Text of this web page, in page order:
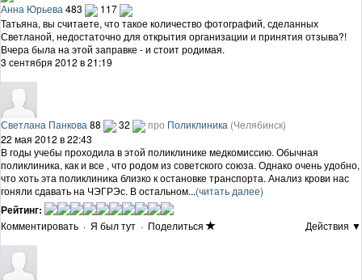
Анна Юрьева 483
117
Татьяна, вы считаете, что такое количество фотографий, сделанных
Светланой, недостаточно для открытия организации и принятия отзыва?!
Вчера была на этой заправке - и стоит родимая.
3 сентября 2012 в 21:19
Светлана Панкова 88 32 про Поликлиника (Челябинск)
22 мая 2012 в 22:43
В годы учебы проходила в этой поликлинике медкомиссию. Обычная
поликлиника, как и все , что родом из советского союза. Однако очень удобно,
что хоть эта поликлиника близко к остановке транспорта. Анализ крови нас
гоняли сдавать на ЧЭГРЭс. В остальном...(читать далее)
Рейтинг:
Комментировать · Я был тут · Поделиться Действия ▼